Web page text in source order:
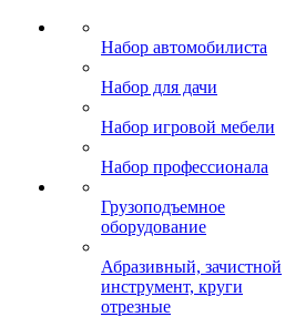
Набор автомобилиста
Набор для дачи
Набор игровой мебели
Набор профессионала
Грузоподъемное
оборудование
Абразивный, зачистной
инструмент, круги
отрезные